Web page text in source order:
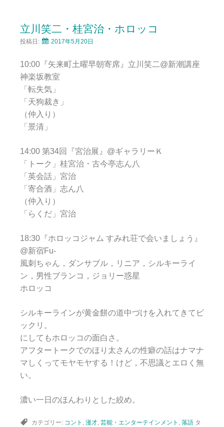
立川笑二・桂宮治・ホロッコ
投稿日: 2017年5月20日
10:00『矢来町土曜早朝寄席』立川笑二@新潮講座
神楽坂教室
「転失気」
「天狗裁き」
（仲入り）
「景清」
14:00 第34回『宮治展』@ギャラリーＫ
「トーク」桂宮治・古今亭志ん八
「英会話」宮治
「寄合酒」志ん八
（仲入り）
「らくだ」宮治
18:30『ホロッコジャム すみれ荘で会いましょう』
@新宿Fu-
風刺ちゃん，ダンサブル，リニア，シルキーライ
ン，男性ブランコ，ジョリー惑星
ホロッコ
シルキーラインが黄金餅の道中づけを入れてきてビ
ックリ。
にしてもホロッコの面白さ。
アフタートークでのほり太さんの性癖の話はナマナ
マしくってモヤモヤする！けど，不思議とエロく無
い。
濃い一日のほんわりとした絞め。
カテゴリー: コント , 漫才, 芸能・エンターテインメント , 落語 タ